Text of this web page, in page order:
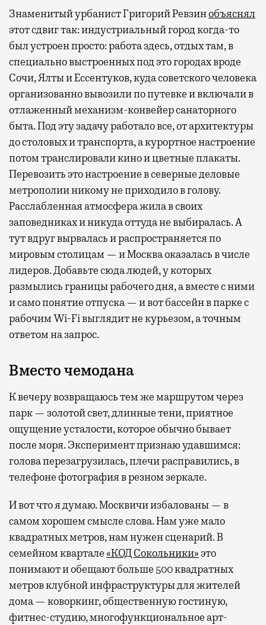
Знаменитый урбанист Григорий Ревзинобъяснял
этот сдвиг так: индустриальный город когда-то
был устроен просто: работа здесь, отдых там, в
специально выстроенных под это городах вроде
Сочи, Ялты и Ессентуков, куда советского человека
организованно вывозили по путевке и включали в
отлаженный механизм-конвейер санаторного
быта. Под эту задачу работало все, от архитектуры
до столовых и транспорта, а курортное настроение
потом транслировали кино и цветные плакаты.
Перевозить это настроение в северные деловые
метрополии никому не приходило в голову.
Расслабленная атмосфера жила в своих
заповедниках и никуда оттуда не выбиралась. А
тут вдруг вырвалась и распространяется по
мировым столицам — и Москва оказалась в числе
лидеров. Добавьте сюда людей, у которых
размылись границы рабочего дня, а вместе с ними
и само понятие отпуска — и вот бассейн в парке с
рабочим Wi-Fi выглядит не курьезом, а точным
ответом на запрос.
Вместо чемодана
К вечеру возвращаюсь тем же маршрутом через
парк — золотой свет, длинные тени, приятное
ощущение усталости, которое обычно бывает
после моря. Эксперимент признаю удавшимся:
голова перезагрузилась, плечи расправились, в
телефоне фотография в резном зеркале.
И вот что я думаю. Москвичи избалованы — в
самом хорошем смысле слова. Нам уже мало
квадратных метров, нам нужен сценарий. В
семейном квартале«КОД Сокольники»это
понимают и обещают больше 500 квадратных
метров клубной инфраструктуры для жителей
дома — коворкинг, общественную гостиную,
фитнес-студию, многофункциональное арт-